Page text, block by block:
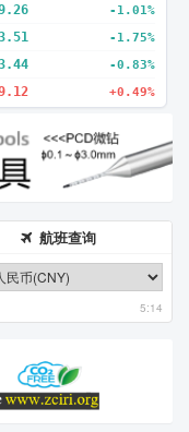
-1.01%
-1.75%
-0.83%
+0.49%
航班查询
5:14